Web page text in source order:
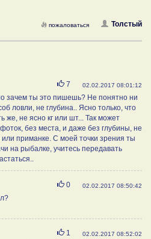
Толстый
пожаловаться
02.02.2017 08:01:12
Нравится
7
зачем ты это пишешь? Не понятно ни
ловли, не глубина.. Ясно только, что
же, не ясно кг или шт... Так может
без места, и даже без глубины, не
или приманке. С моей точки зрения ты
на рыбалке, учитесь передавать
02.02.2017 08:50:42
Нравится
0
02.02.2017 08:52:02
Нравится
1